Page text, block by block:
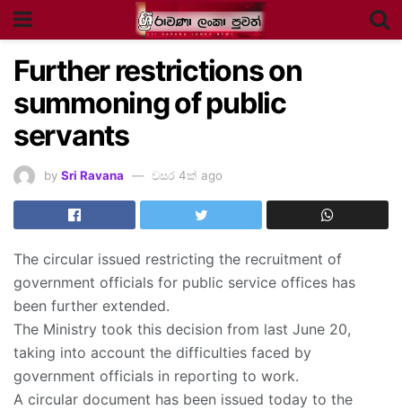
Further restrictions on
summoning of public
servants
by Sri Ravana වසර 4ක් ago
The circular issued restricting the recruitment of
government officials for public service offices has
been further extended.
The Ministry took this decision from last June 20,
taking into account the difficulties faced by
government officials in reporting to work.
A circular document has been issued today to the